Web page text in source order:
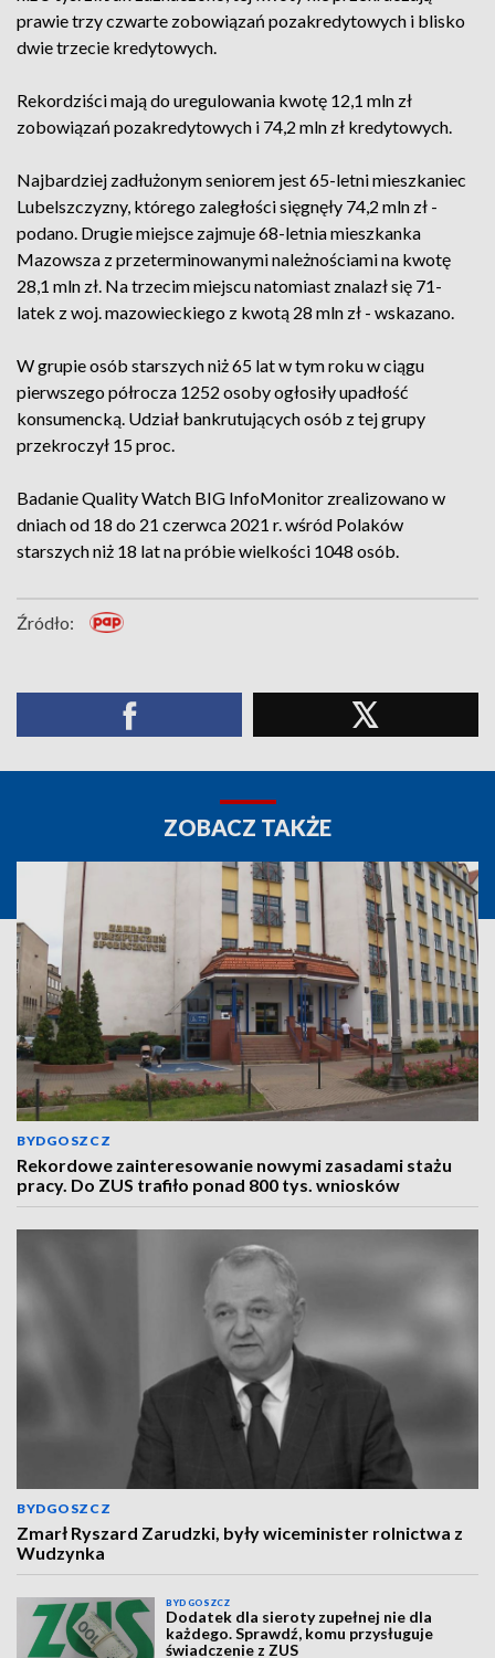
prawie trzy czwarte zobowiązań pozakredytowych i blisko
dwie trzecie kredytowych.
Rekordziści mają do uregulowania kwotę 12,1 mln zł
zobowiązań pozakredytowych i 74,2 mln zł kredytowych.
Najbardziej zadłużonym seniorem jest 65-letni mieszkaniec
Lubelszczyzny, którego zaległości sięgnęły 74,2 mln zł -
podano. Drugie miejsce zajmuje 68-letnia mieszkanka
Mazowsza z przeterminowanymi należnościami na kwotę
28,1 mln zł. Na trzecim miejscu natomiast znalazł się 71-
latek z woj. mazowieckiego z kwotą 28 mln zł - wskazano.
W grupie osób starszych niż 65 lat w tym roku w ciągu
pierwszego półrocza 1252 osoby ogłosiły upadłość
konsumencką. Udział bankrutujących osób z tej grupy
przekroczył 15 proc.
Badanie Quality Watch BIG InfoMonitor zrealizowano w
dniach od 18 do 21 czerwca 2021 r. wśród Polaków
starszych niż 18 lat na próbie wielkości 1048 osób.
Źródło:
ZOBACZ TAKŻE
BYDGOSZCZ
Rekordowe zainteresowanie nowymi zasadami stażu
pracy. Do ZUS trafiło ponad 800 tys. wniosków
BYDGOSZCZ
Zmarł Ryszard Zarudzki, były wiceminister rolnictwa z
Wudzynka
BYDGOSZCZ
Dodatek dla sieroty zupełnej nie dla
każdego. Sprawdź, komu przysługuje
świadczenie z ZUS